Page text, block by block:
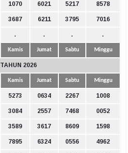
1070 6021 5217 8578
3687 6211 3795 7016
. . . .
Kamis Jumat Sabtu Minggu
TAHUN 2026
Kamis Jumat Sabtu Minggu
5273 0634 2267 1008
3084 2557 7468 0052
3589 3617 8609 1598
7895 6324 0556 4962